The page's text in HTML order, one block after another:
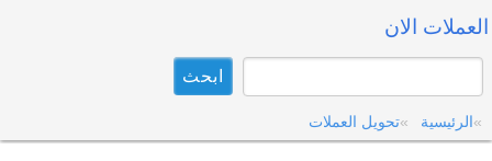
العملات الان
الرئيسية تحويل العملات